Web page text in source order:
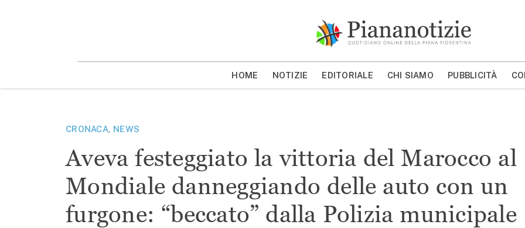
MOSTRA/NASCONDI CERCA
HOME NOTIZIE EDITORIALE CHI SIAMO PUBBLICITÀ
CRONACA, NEWS
Aveva festeggiato la vittoria del Marocco al
Mondiale danneggiando delle auto con un
furgone: “beccato” dalla Polizia municipale